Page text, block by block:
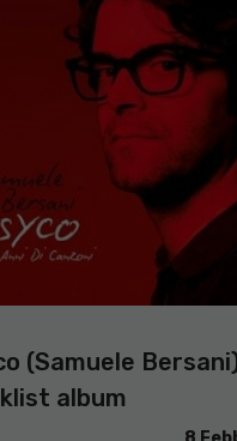
(Samuele
album